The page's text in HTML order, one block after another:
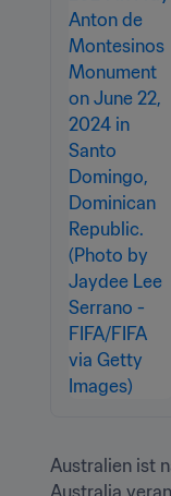
Australien ist
Australia